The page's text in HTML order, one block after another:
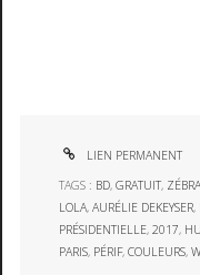
LIEN PERMANENT
TAGS : BD,GRATUIT, ZÉBRA
LOLA,AURÉLIE DEKEYSER,
PRÉSIDENTIELLE,2017,
PARIS, PÉRIF,COULEURS,